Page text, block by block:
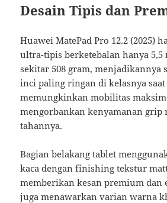
Desain Tipis dan
Huawei MatePad Pro 12.2 (2025)
ultra-tipis berketebalan hanya 5,5
sekitar 508 gram, menjadikannya
inci paling ringan di kelasnya
memungkinkan mobilitas
mengorbankan kenyamanan grip
tahannya.
Bagian belakang tablet
kaca dengan finishing tekstur
memberikan kesan premium dan
juga menawarkan varian warna